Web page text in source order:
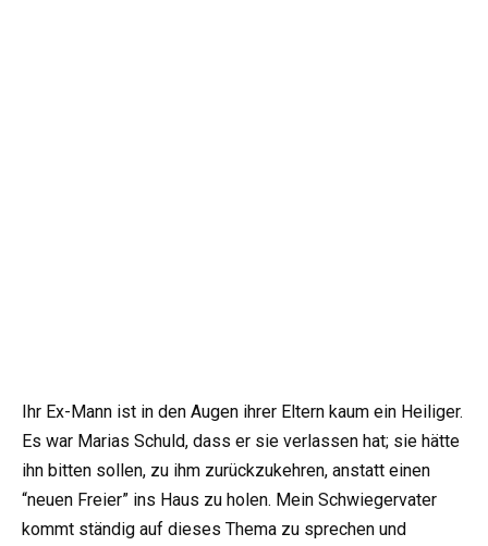
Ihr Ex-Mann ist in den Augen ihrer Eltern kaum ein Heiliger.
Es war Marias Schuld, dass er sie verlassen hat; sie hätte
ihn bitten sollen, zu ihm zurückzukehren, anstatt einen
“neuen Freier” ins Haus zu holen. Mein Schwiegervater
kommt ständig auf dieses Thema zu sprechen und